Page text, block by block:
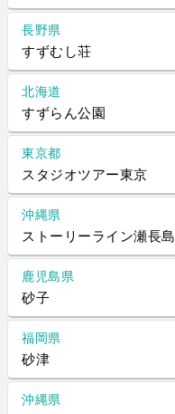
長野県
すずむし荘
北海道
すずらん公園
東京都
スタジオツアー東京
沖縄県
ストーリーライン瀬長島
鹿児島県
砂子
福岡県
砂津
沖縄県